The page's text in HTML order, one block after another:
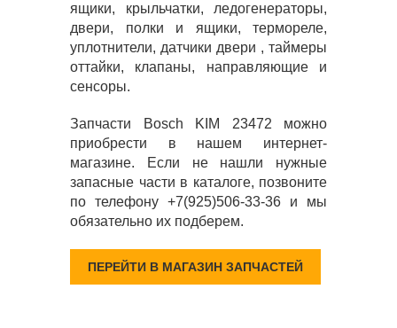
ящики, крыльчатки, ледогенераторы,
двери, полки и ящики, термореле,
уплотнители, датчики двери , таймеры
оттайки, клапаны, направляющие и
сенсоры.
Запчасти Bosch KIM 23472 можно
приобрести в нашем интернет-
магазине. Если не нашли нужные
запасные части в каталоге, позвоните
по телефону +7(925)506-33-36 и мы
обязательно их подберем.
ПЕРЕЙТИ В МАГАЗИН ЗАПЧАСТЕЙ